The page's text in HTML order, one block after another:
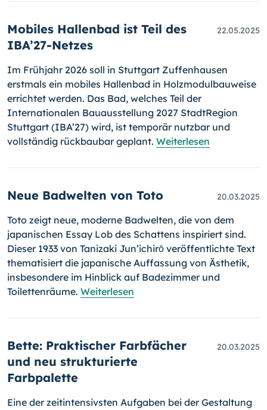
Mobiles Hallenbad ist Teil des
IBA’27-Netzes
22.05.2025
Im Frühjahr 2026 soll in Stuttgart Zuffenhausen
erstmals ein mobiles Hallenbad in Holzmodulbauweise
errichtet werden. Das Bad, welches Teil der
Internationalen Bauausstellung 2027 StadtRegion
Stuttgart (IBA’27) wird, ist temporär nutzbar und
vollständig rückbaubar geplant. Weiterlesen
Neue Badwelten von Toto 20.03.2025
Toto zeigt neue, moderne Badwelten, die von dem
japanischen Essay Lob des Schattens inspiriert sind.
Dieser 1933 von Tanizaki Jun’ichirō veröffentlichte Text
thematisiert die japanische Auffassung von Ästhetik,
insbesondere im Hinblick auf Badezimmer und
Toilettenräume. Weiterlesen
Bette: Praktischer Farbfächer
und neu strukturierte
Farbpalette
20.03.2025
Eine der zeitintensivsten Aufgaben bei der Gestaltung